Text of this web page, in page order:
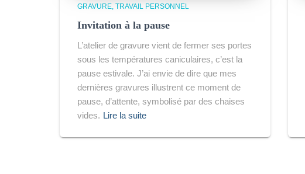
GRAVURE TRAVAIL PERSONNEL
Invitation à la pause
L’atelier de gravure vient de fermer ses portes
sous les températures caniculaires, c’est la
pause estivale. J’ai envie de dire que mes
dernières gravures illustrent ce moment de
pause, d’attente, symbolisé par des chaises
vides. Lire la suite